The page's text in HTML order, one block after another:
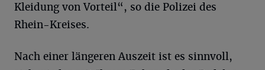
Kleidung von Vorteil“, so die Polizei des
Rhein-Kreises.
Nach einer längeren Auszeit ist es sinnvoll,